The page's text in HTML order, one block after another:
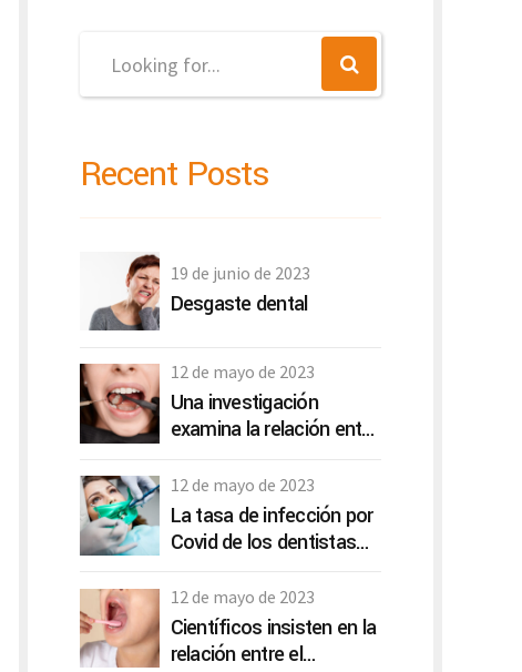
Recent Posts
19 de junio de 2023
Desgaste dental
12 de mayo de 2023
Una investigación
examina la relación entre
dental y la calidad de vida
12 de mayo de 2023
La tasa de infección por
Covid de los dentistas
otros profesionales de la
salud
12 de mayo de 2023
Científicos insisten en la
relación entre el